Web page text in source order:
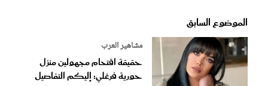
الموضوع السابق
مشاهير العرب
حقيقة اقتحام مجهولين منزل
حورية فرغلي: إليكم التفاصيل